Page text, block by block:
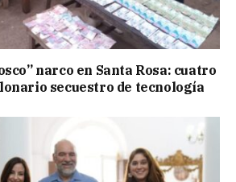
narco en Santa Rosa: cuatro
secuestro de tecnología